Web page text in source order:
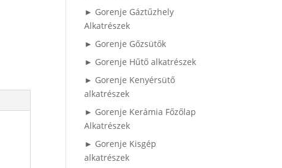
► Gorenje Gáztűzhely
Alkatrészek
► Gorenje Gőzsütők
► Gorenje Hűtő alkatrészek
► Gorenje Kenyérsütő
alkatrészek
► Gorenje Kerámia Főzőlap
Alkatrészek
► Gorenje Kisgép
alkatrészek